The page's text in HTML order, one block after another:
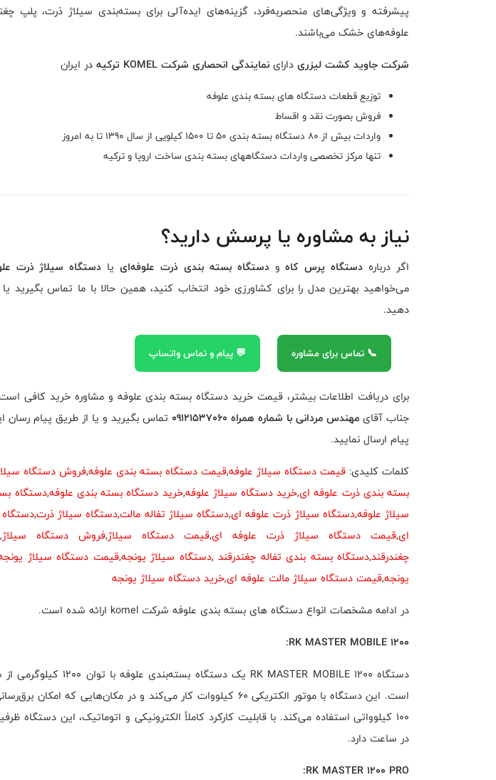
پیشرفته و ویژگی‌های منحصربه‌فرد، گزینه‌های ایده‌آلی برای بسته‌بندی سیلاژ ذرت، پلپ
علوفه‌های خشک می‌باشند.
شرکت جاوید کشت لیزری دارای نمایندگی انحصاری شرکت KOMEL ترکیه در ایران
توزیع قطعات دستگاه های بسته بندی علوفه
فروش بصورت نقد و اقساط
واردات بیش از 80 دستگاه بسته بندی 50 تا 1500 کیلویی از سال 1390 تا به امروز
تنها مرکز تخصصی واردات دستگاههای بسته بندی ساخت اروپا و ترکیه
نیاز به مشاوره یا پرسش دارید؟
اگر درباره دستگاه پرس کاهودستگاه بسته بندی ذرت علوفه‌اییا دستگاه سیلاژ ذرت
می‌خواهید بهترین مدل را برای کشاورزی خود انتخاب کنید، همین حالا با ما تماس بگیرید
دهید.
📞 تماس برای مشاوره 💬 پیام و تماس واتساپ
برای دریافت اطلاعات بیشتر، قیمت خرید دستگاه بسته بندی علوفه و مشاوره خرید کافی
جناب آقای مهندس مردانی با شماره همراه 09121537060
تماس بگیرید و یا از طریق پیام رسان
پیام ارسال نمایید.
کلمات کلیدی: قیمت دستگاه سیلاژ علوفه,قیمت دستگاه بسته بندی علوفه,فروش دستگاه
بسته بندی ذرت علوفه ای,خرید دستگاه سیلاژ علوفه,خرید دستگاه بسته بندی علوفه,دستگاه
سیلاژ علوفه,دستگاه سیلاژ ذرت علوفه ای,دستگاه سیلاژ تفاله مالت,دستگاه سیلاژ ذرت,
ای,قیمت دستگاه سیلاژ ذرت علوفه ای,قیمت دستگاه سیلاژ,فروش دستگاه سیلاژ,
چغندرقند,دستگاه بسته بندی تفاله چغندرقند,دستگاه سیلاژ یونجه,قیمت دستگاه سیلاژ
یونجه,قیمت دستگاه سیلاژ مالت علوفه ای,خرید دستگاه سیلاژ یونجه
در ادامه مشخصات انواع دستگاه های بسته بندی علوفه شرکت komel ارائه شده است.
RK MASTER MOBILE 1200:
است. این دستگاه با موتور الکتریکی 60 کیلووات کار می‌کند و در مکان‌هایی که
در ساعت دارد.
RK MASTER 1200 PRO: